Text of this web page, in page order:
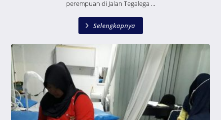
perempuan di Jalan Tegalega ...
Selengkapnya